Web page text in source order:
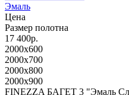
Эмаль
Цена
Размер полотна
17 400р.
2000x600
2000x700
2000x800
2000x900
FINEZZA БАГЕТ 3 "Эмаль